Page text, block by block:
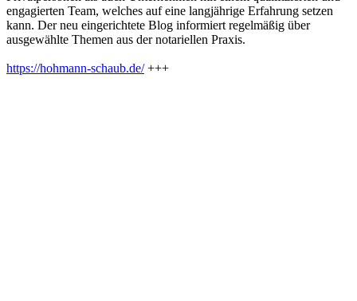
engagierten Team, welches auf eine langjährige Erfahrung setzen
kann. Der neu eingerichtete Blog informiert regelmäßig über
ausgewählte Themen aus der notariellen Praxis.
https://hohmann-schaub.de/+++